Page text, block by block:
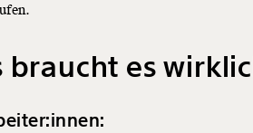
braucht es